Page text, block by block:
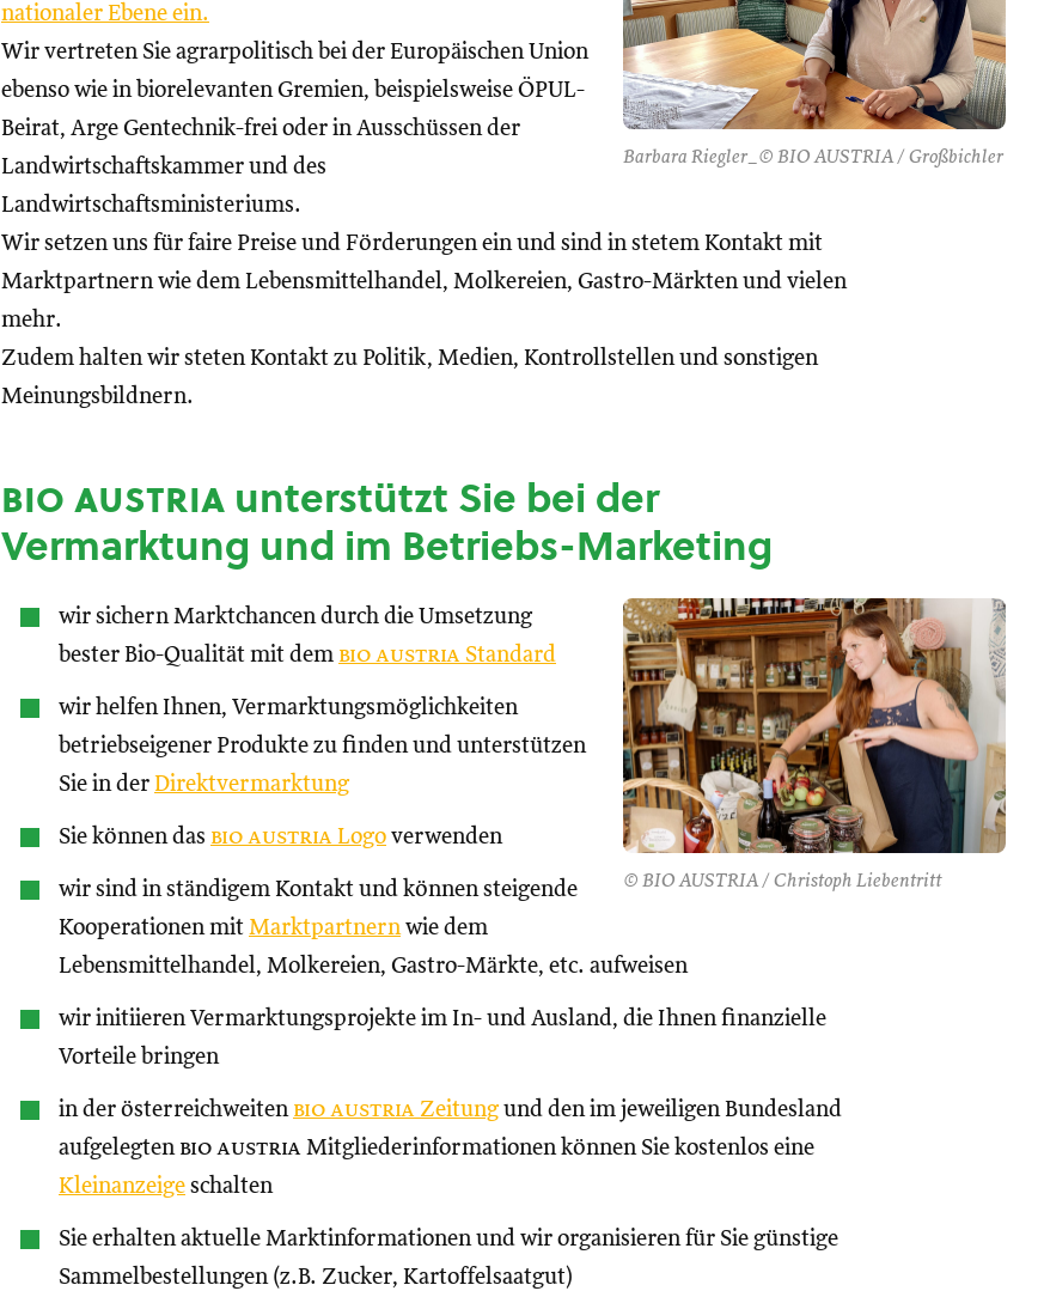
Barbara Riegler_© BIO AUSTRIA / Großbichler
nationaler Ebene ein.
Wir vertreten Sie agrarpolitisch bei der Europäischen Union
ebenso wie in biorelevanten Gremien, beispielsweise ÖPUL-
Beirat, Arge Gentechnik-frei oder in Ausschüssen der
Landwirtschaftskammer und des
Landwirtschaftsministeriums.
Wir setzen uns für faire Preise und Förderungen ein und sind in stetem Kontakt mit
Marktpartnern wie dem Lebensmittelhandel, Molkereien, Gastro-Märkten und vielen
mehr.
Zudem halten wir steten Kontakt zu Politik, Medien, Kontrollstellen und sonstigen
Meinungsbildnern.
bio austria unterstützt Sie bei der
Vermarktung und im Betriebs-Marketing
© BIO AUSTRIA / Christoph Liebentritt
wir sichern Marktchancen durch die Umsetzung
bester Bio-Qualität mit dem bio austria Standard
wir helfen Ihnen, Vermarktungsmöglichkeiten
betriebseigener Produkte zu finden und unterstützen
Sie in der Direktvermarktung
Sie können das bio austria Logo verwenden
wir sind in ständigem Kontakt und können steigende
Kooperationen mit Marktpartnernwie dem
Lebensmittelhandel, Molkereien, Gastro-Märkte, etc. aufweisen
wir initiieren Vermarktungsprojekte im In- und Ausland, die Ihnen finanzielle
Vorteile bringen
in der österreichweiten bio austria Zeitungund den im jeweiligen Bundesland
aufgelegten bio austria Mitgliederinformationen können Sie kostenlos eine
Kleinanzeige schalten
Sie erhalten aktuelle Marktinformationen und wir organisieren für Sie günstige
Sammelbestellungen (z.B. Zucker, Kartoffelsaatgut)